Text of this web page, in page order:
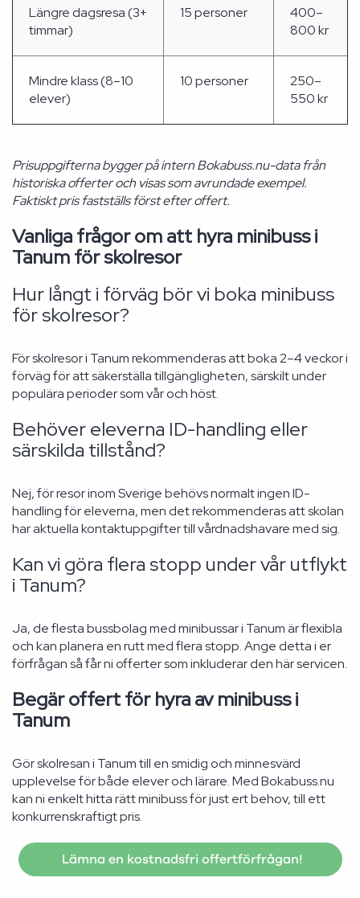
Längre dagsresa (3+
timmar)
15 personer
400–
800 kr
Mindre klass (8–10
elever)
10 personer
250–
550 kr
Prisuppgifterna bygger på intern Bokabuss.nu-data från
historiska offerter och visas som avrundade exempel.
Faktiskt pris fastställs först efter offert.
Vanliga frågor om att hyra minibuss i
Tanum för skolresor
Hur långt i förväg bör vi boka minibuss
för skolresor?
För skolresor i Tanum rekommenderas att boka 2–4 veckor i
förväg för att säkerställa tillgängligheten, särskilt under
populära perioder som vår och höst.
Behöver eleverna ID-handling eller
särskilda tillstånd?
Nej, för resor inom Sverige behövs normalt ingen ID-
handling för eleverna, men det rekommenderas att skolan
har aktuella kontaktuppgifter till vårdnadshavare med sig.
Kan vi göra flera stopp under vår utflykt
i Tanum?
Ja, de flesta bussbolag med minibussar i Tanum är flexibla
och kan planera en rutt med flera stopp. Ange detta i er
förfrågan så får ni offerter som inkluderar den här servicen.
Begär offert för hyra av minibuss i
Tanum
Gör skolresan i Tanum till en smidig och minnesvärd
upplevelse för både elever och lärare. Med Bokabuss.nu
kan ni enkelt hitta rätt minibuss för just ert behov, till ett
konkurrenskraftigt pris.
Lämna en kostnadsfri offertförfrågan!